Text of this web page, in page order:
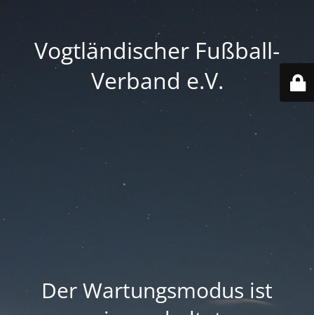
Vogtländischer Fußball-
Verband e.V.
Der Wartungsmodus ist